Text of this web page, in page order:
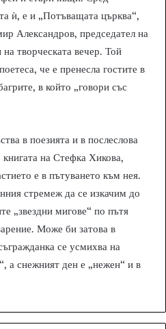
ѝ, е и „Потъващата църква“,
Александров, председател на
творческата вечер. Той
че е пренесла гостите в
в който „говори със
в поезията и в послеслова
на Стефка Хикова,
е в пътуването към нея.
стремеж да се изкачим до
„звездни мигове“ по пътя
Може би затова в
се усмихва на
а снежният ден е „нежен“ и в